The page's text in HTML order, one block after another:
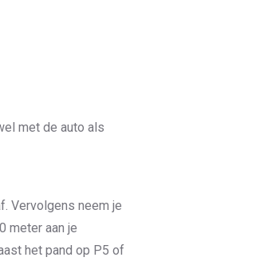
met de auto als
Vervolgens neem je
meter aan je
het pand op P5 of